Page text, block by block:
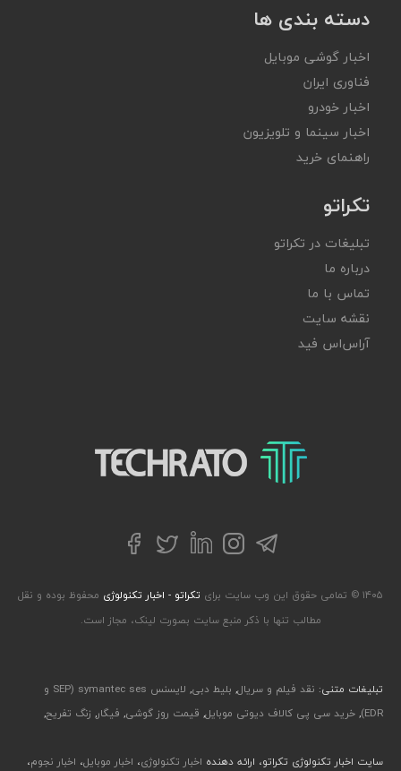
دسته بندی ها
اخبار گوشی موبایل
فناوری ایران
اخبار خودرو
اخبار سینما و تلویزیون
راهنمای خرید
تکراتو
تبلیغات در تکراتو
درباره ما
تماس با ما
نقشه سایت
آر‌اس‌اس فید
تکراتو – زندگی با تکنولوژی
تلگراماینستاگرام
لینکداینتوییترفیسبوک
۱۴۰۵ © تمامی حقوق این وب سایت برای تکراتو - اخبار تکنولوژی محفوظ بوده و نقل
مطالب تنها با ذکر منبع سایت بصورت لینک، مجاز است.
تبلیغات متنی: نقد فیلم و سریال, بلیط دبی,
لایسنس symantec ses (SEP و
EDR)
, خرید سی پی کالاف دیوتی موبایل, قیمت روز گوشی, فیگار, زنگ تفریح,
سایت اخبار تکنولوژی تکراتو، ارائه دهنده اخبار تکنولوژی، اخبار موبایل، اخبار نجوم،